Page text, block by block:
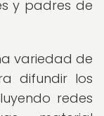
y padres de
variedad de
difundir los
redes